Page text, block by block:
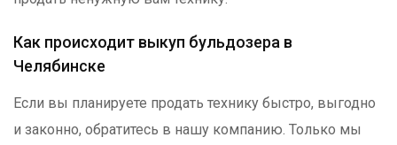
Как происходит выкуп бульдозера в
Челябинске
Если вы планируете продать технику быстро, выгодно
и законно, обратитесь в нашу компанию. Только мы